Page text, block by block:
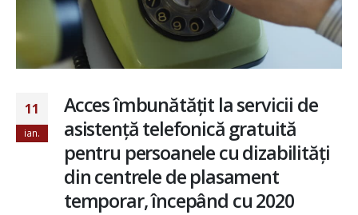
11
ian.
Acces îmbunătățit la servicii de
asistență telefonică gratuită
pentru persoanele cu dizabilități
din centrele de plasament
temporar, începând cu 2020